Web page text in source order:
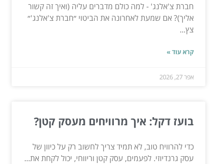
חברת צ'אלנג' - למה כולם מדברים עליה (ואיך זה קשור
אליך)? אם שמעת לאחרונה את הביטוי ״חברת צ'אלנג'״
צץ...
קרא עוד »
אפר 27, 2026
בועז דקל: איך מרוויחים מעסק קטן?
כדי להרוויח טוב, לא תמיד צריך לחשוב רק על כיוון של
עסק גרנדיוזי. לפעמים, עסק קטן וריווחי, יכול לקחת את...